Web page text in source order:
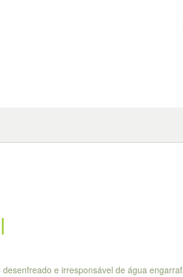
e irresponsável de água